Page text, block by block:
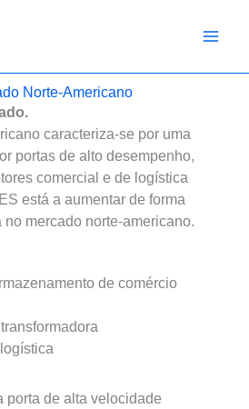
Norte-Americano
caracteriza-se por uma
portas de alto desempenho,
comercial e de logística
está a aumentar de forma
mercado norte-americano.
de comércio